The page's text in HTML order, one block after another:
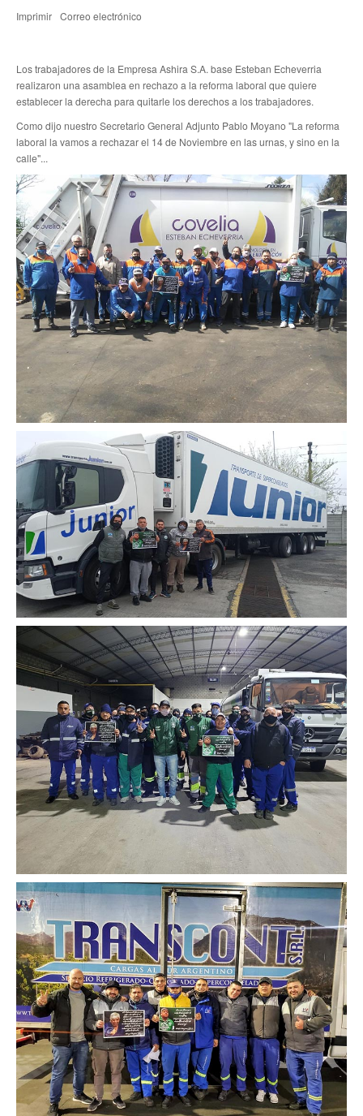
Noticias de Delegaciones y Seccionales
Notas
Novedades
Noticias Fiscalización
Buscar
Secretarías
Secretaría general
Secretaría general adjunta
Secretaría de actas
Secretaría administrativa
Secretario tesorero
Secretaría gremial
Secretaría de organización
Secretaría de turismo
Secretaría de deporte
Secretaría de acción social
Secretaria de la vivienda
Sec. accidente de trabajo
Secretaría de fiscalización
Secretaría de política de transporte
Secretaría de asuntos seccionales
Secretaría de la Mujer
Secretaría de la juventud
Secretaría de formación política-sindical
Secretaría de derechos humanos
Secretaría igualdad de oportunidades y género
Secretaría asuntos jurídicos
Secretaría de comunicación
Departamento de Ambiente
Empresas
Impresión de boletas
Inscripción y reempadronamiento
Imprimir Correo electrónico
Los trabajadores de la Empresa Ashira S.A. base Esteban Echeverria
realizaron una asamblea en rechazo a la reforma laboral que quiere
establecer la derecha para quitarle los derechos a los trabajadores.
Como dijo nuestro Secretario General Adjunto Pablo Moyano "La reforma
laboral la vamos a rechazar el 14 de Noviembre en las urnas, y sino en la
calle"...